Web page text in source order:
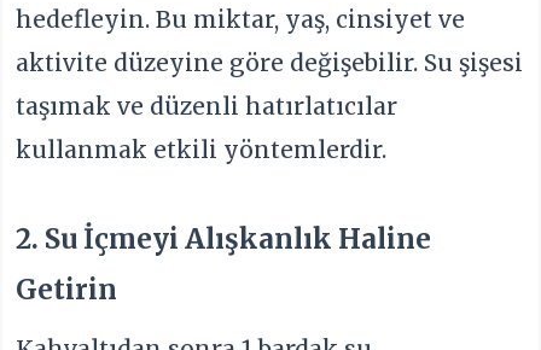
hedefleyin. Bu miktar, yaş, cinsiyet ve
aktivite düzeyine göre değişebilir. Su şişesi
taşımak ve düzenli hatırlatıcılar
kullanmak etkili yöntemlerdir.
2. Su İçmeyi Alışkanlık Haline
Getirin